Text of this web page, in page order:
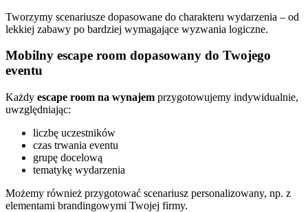
Tworzymy scenariusze dopasowane do charakteru wydarzenia – od
lekkiej zabawy po bardziej wymagające wyzwania logiczne.
Mobilny escape room dopasowany do Twojego
eventu
Każdy escape room na wynajem przygotowujemy indywidualnie,
uwzględniając:
liczbę uczestników
czas trwania eventu
grupę docelową
tematykę wydarzenia
Możemy również przygotować scenariusz personalizowany, np. z
elementami brandingowymi Twojej firmy.